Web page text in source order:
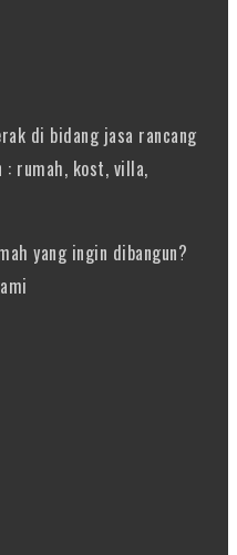
di bidang jasa rancang
: rumah, kost, villa,
yang ingin dibangun?